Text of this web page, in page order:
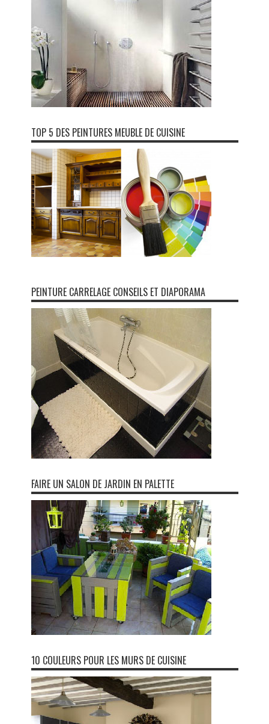
TOP 5 DES PEINTURES MEUBLE DE CUISINE
PEINTURE CARRELAGE CONSEILS ET DIAPORAMA
FAIRE UN SALON DE JARDIN EN PALETTE
10 COULEURS POUR LES MURS DE CUISINE